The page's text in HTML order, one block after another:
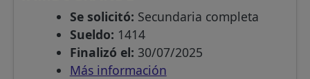
Se solicitó: Secundaria completa
Sueldo: 1414
Finalizó el: 30/07/2025
Más información